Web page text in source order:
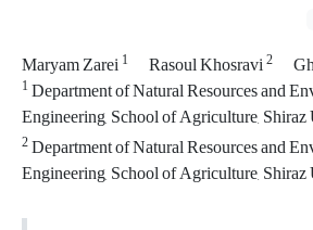
Maryam Zarei1 Rasoul Khosravi2
1Department of Natural Resources and
Engineering, School of Agriculture,
2Department of Natural Resources and
Engineering, School of Agriculture,